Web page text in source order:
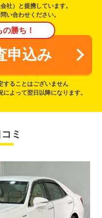
社）と提携しています。
い合わせください。
勝ち！
申込み
ることはございません
よって翌日以降になります。
ミ